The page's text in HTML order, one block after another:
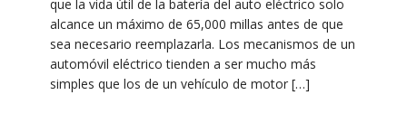
que la vida útil de la batería del auto eléctrico solo
alcance un máximo de 65,000 millas antes de que
sea necesario reemplazarla. Los mecanismos de un
automóvil eléctrico tienden a ser mucho más
simples que los de un vehículo de motor […]